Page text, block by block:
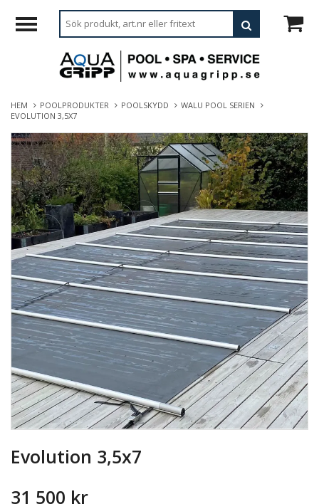
HEM POOLPRODUKTER POOLSKYDD
WALU POOL SERIEN
EVOLUTION 3,5X7
Evolution 3,5x7
31 500 kr